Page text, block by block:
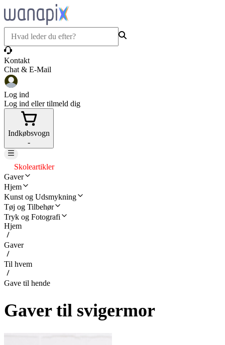
Kontakt
Chat & E-Mail
Log ind
Log ind eller tilmeld dig
Indkøbsvogn
-
Skoleartikler
Gaver
Hjem
Kunst og Udsmykning
Tøj og Tilbehør
Tryk og Fotografi
Hjem
Gaver
Til hvem
Gave til hende
Gaver til svigermor